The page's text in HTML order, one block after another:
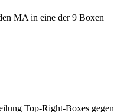
MA in eine der 9 Boxen
Top-Right-Boxes gegen